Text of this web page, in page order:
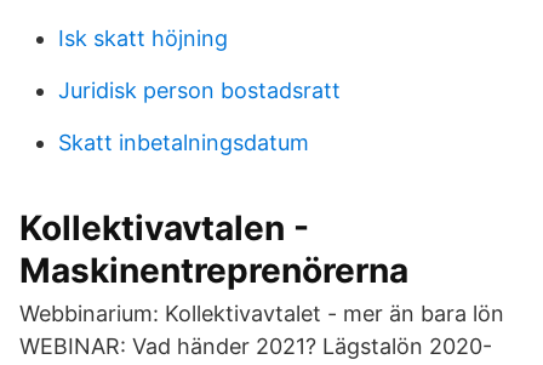
Isk skatt höjning
Juridisk person bostadsratt
Skatt inbetalningsdatum
Kollektivavtalen -
Maskinentreprenörerna
Webbinarium: Kollektivavtalet - mer än bara lön
WEBINAR: Vad händer 2021? Lägstalön 2020-